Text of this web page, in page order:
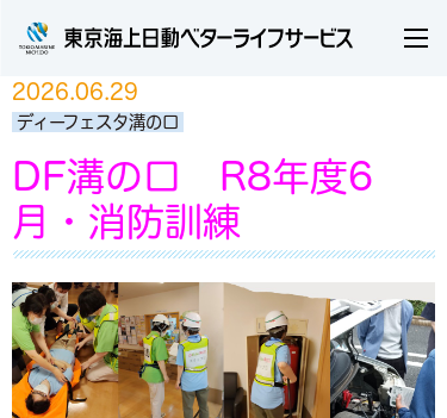
開
2026.06.29
ディーフェスタ溝の口
DF溝の口 R8年度6
月・消防訓練